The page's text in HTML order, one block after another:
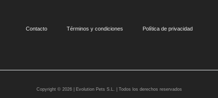
Contacto Términos y condiciones Política de privacidad
Copyright © 2026 | Evolution Pets S.L. | Todos los derechos reservados